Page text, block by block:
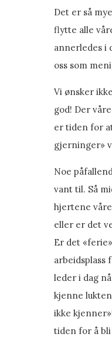
Det er så
flytte alle
annerledes i
oss som
Vi ønsker
god! Der
er tiden for
gjerninger»
Noe
vant til. Så
hjertene
eller er det
Er det
arbeidsplass
leder i dag
kjenne
ikke
tiden for å